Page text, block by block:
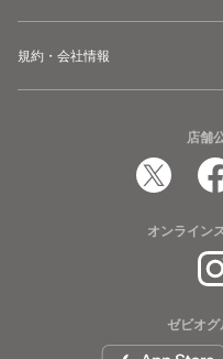
規約・会社情報
店舗
オンライン
ゼビオグ